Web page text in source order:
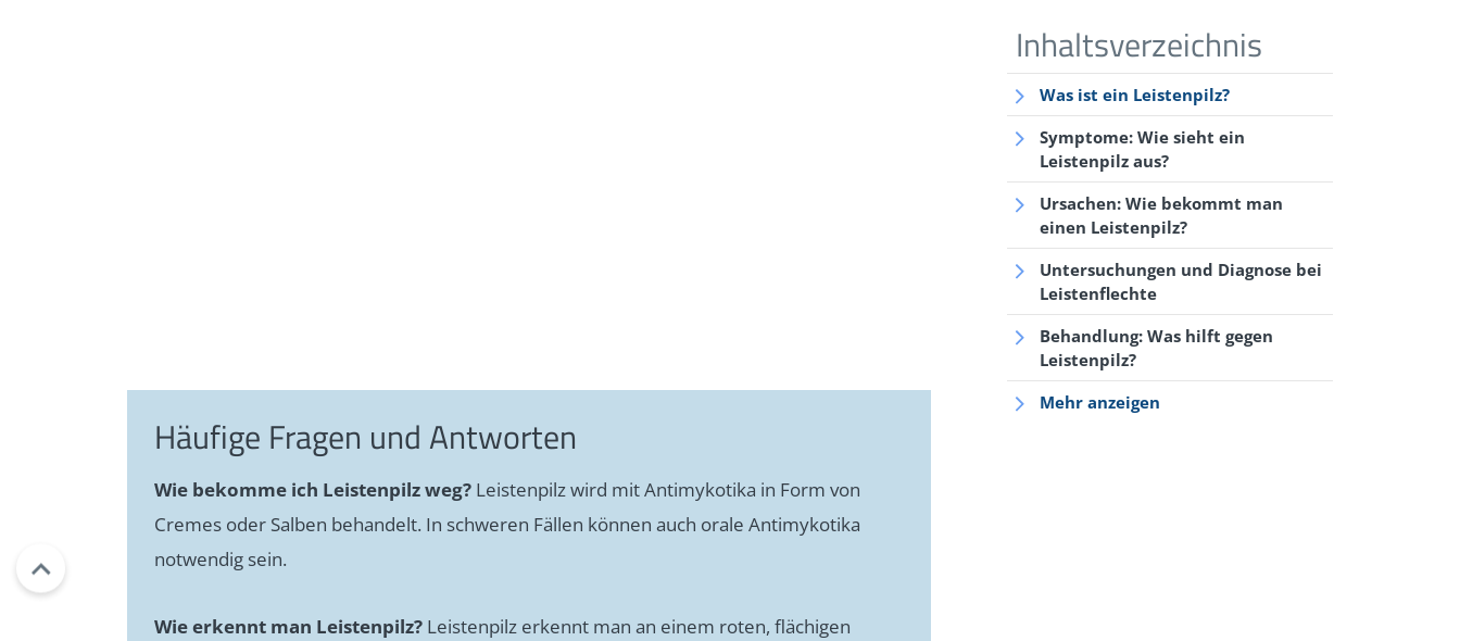
Häufige Fragen und Antworten
Wie bekomme ich Leistenpilz weg? Leistenpilz wird mit Antimykotika in Form von
Cremes oder Salben behandelt. In schweren Fällen können auch orale Antimykotika
notwendig sein.
Wie erkennt man Leistenpilz? Leistenpilz erkennt man an einem roten, flächigen
Was ist ein Leistenpilz?
Symptome: Wie sieht ein
Leistenpilz aus?
Ursachen: Wie bekommt man
einen Leistenpilz?
Untersuchungen und Diagnose bei
Leistenflechte
Behandlung: Was hilft gegen
Leistenpilz?
Mehr anzeigen